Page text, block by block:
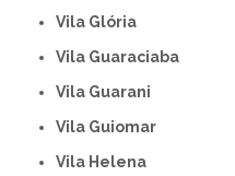
Vila Glória
Vila Guaraciaba
Vila Guarani
Vila Guiomar
Vila Helena